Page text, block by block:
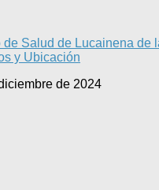
de Salud de Lucainena de
y Ubicación
de 2024